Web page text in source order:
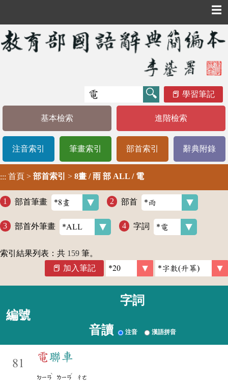
☰
學習筆記
基本檢索 進階檢索
注音索引 筆畫索引 部首索引 辭典附錄
::: 首頁 > 部首索引 > 8畫 / 雨 部 ALL / 電
部首筆畫 部首
部首外筆畫 字詞
索引結果列表：共 159 筆。
加入筆記
編號
字詞
音讀 注音 漢語拼音
81
電聯車
ㄉㄧㄢ
ˋ
ㄌㄧㄢ
ˊ
ㄔㄜ